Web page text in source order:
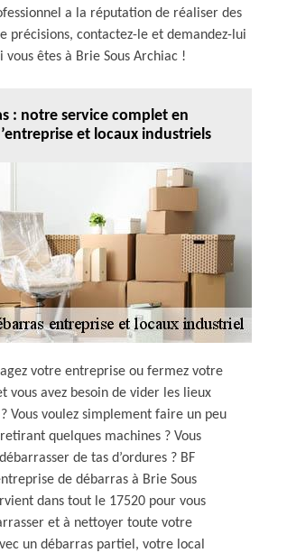
a la réputation de réaliser des
précisions, contactez-le et demandez-lui
êtes à Brie Sous Archiac !
: notre service complet en
et locaux industriels
votre entreprise ou fermez votre
vous avez besoin de vider les lieux
Vous voulez simplement faire un peu
quelques machines ? Vous
de tas d’ordures ? BF
de débarras à Brie Sous
dans tout le 17520 pour vous
et à nettoyer toute votre
un débarras partiel, votre local